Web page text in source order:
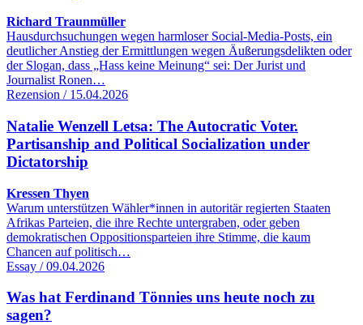
Richard Traunmüller
Hausdurchsuchungen wegen harmloser Social-Media-Posts, ein
deutlicher Anstieg der Ermittlungen wegen Äußerungsdelikten oder
der Slogan, dass „Hass keine Meinung“ sei: Der Jurist und
Journalist Ronen…
Rezension / 15.04.2026
Natalie Wenzell Letsa: The Autocratic Voter.
Partisanship and Political Socialization under
Dictatorship
Kressen Thyen
Warum unterstützen Wähler*innen in autoritär regierten Staaten
Afrikas Parteien, die ihre Rechte untergraben, oder geben
demokratischen Oppositionsparteien ihre Stimme, die kaum
Chancen auf politisch…
Essay / 09.04.2026
Was hat Ferdinand Tönnies uns heute noch zu
sagen?